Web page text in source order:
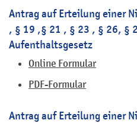
Antrag auf Erteilung einer
, § 19 ,§ 21 , § 23 , § 26, §
Aufenthaltsgesetz
Online Formular
PDF-Formular
Antrag auf Erteilung einer